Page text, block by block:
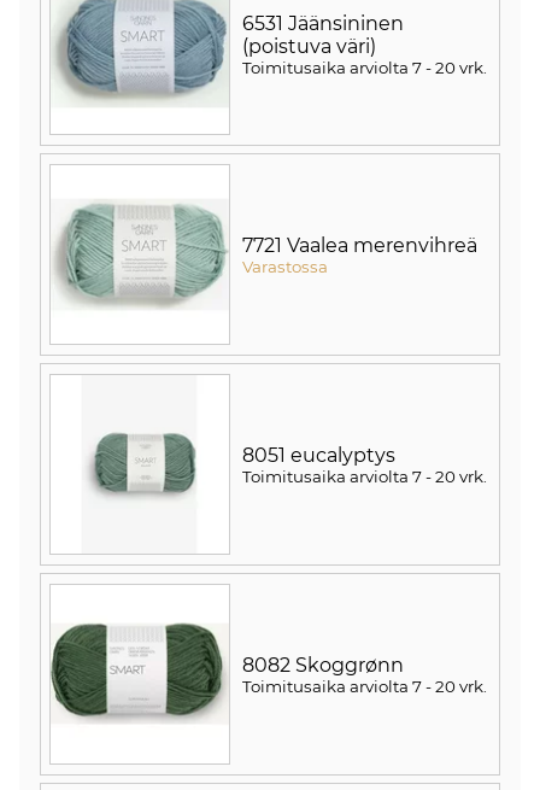
6531 Jäänsininen
(poistuva väri)
Toimitusaika arviolta 7 - 20 vrk.
7721 Vaalea merenvihreä
Varastossa
8051 eucalyptys
Toimitusaika arviolta 7 - 20 vrk
8082 Skoggrønn
Toimitusaika arviolta 7 - 20 vrk